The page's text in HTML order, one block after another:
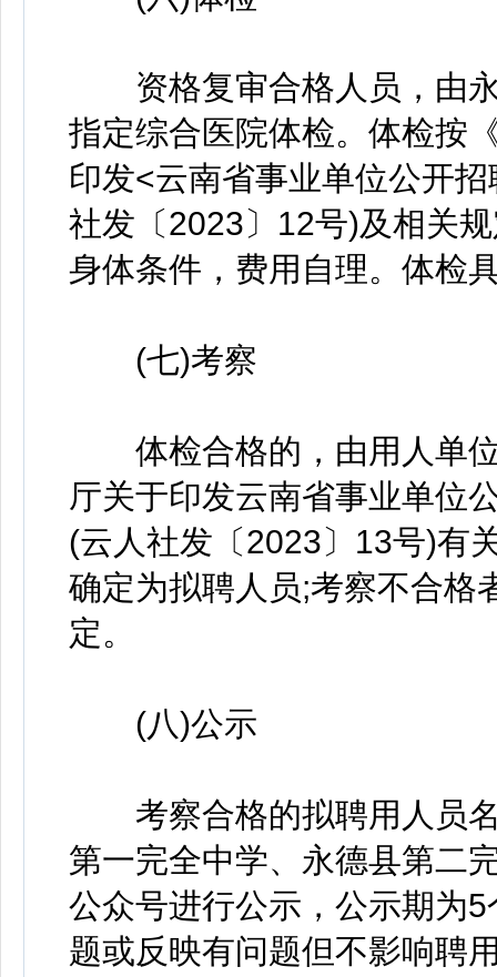
资格复审合格人员，由永
指定综合医院体检。体检按
印发<云南省事业单位公开
社发〔2023〕12号)及相关
身体条件，费用自理。体检
(七)考察
体检合格的，由用人单位
厅关于印发云南省事业单位
(云人社发〔2023〕13号)有
确定为拟聘人员;考察不合格
定。
(八)公示
考察合格的拟聘用人员名
第一完全中学、永德县第二
公众号进行公示，公示期为
题或反映有问题但不影响聘